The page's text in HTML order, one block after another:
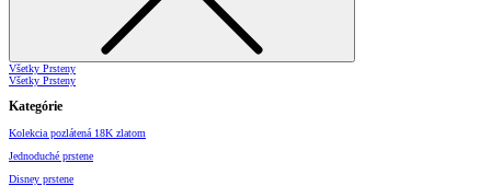
Všetky Prsteny
Všetky Prsteny
Kategórie
Kolekcia pozlátená 18K zlatom
Jednoduché prstene
Disney prstene